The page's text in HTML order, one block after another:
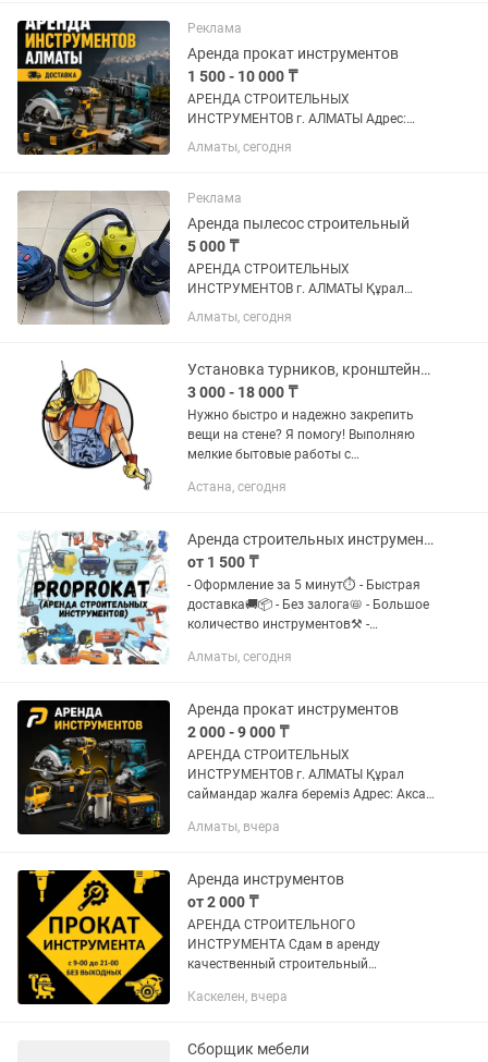
Реклама
Аренда прокат инструментов
1 500 - 10 000 ₸
АРЕНДА СТРОИТЕЛЬНЫХ
ИНСТРУМЕНТОВ г. АЛМАТЫ Адрес:
Аксай 1а 27 Б/1 ( рядом кар сити)
Быстро, удобно, недорого! В чистом и
инструмент для вашего ремонта!
Доставка по городу...
Алматы, сегодня
Реклама
Аренда пылесос строительный
5 000 ₸
АРЕНДА СТРОИТЕЛЬНЫХ
ИНСТРУМЕНТОВ г. АЛМАТЫ Құрал
саймандар жалға береміз Адрес: Аксай
1а 27 Б/1 ( напротив кар сити) Быстро,
состоянии Надёжный инструмент для...
Алматы, сегодня
Установка турников, кронштейнов ТВ, гардин. Мастер с перфоратором
3 000 - 18 000 ₸
Нужно быстро и надежно закрепить
вещи на стене? Я помогу! Выполняю
мелкие бытовые работы с
инструмента (перфоратор,
ровно и по...
Астана, сегодня
Аренда строительных инструментов. Прокат строительного оборудования
от 1 500 ₸
- Оформление за 5 минут⏱️ - Быстрая
доставка🚚📦 - Без залога📛 - Большое
количество инструментов⚒️ -
Система скидок 🏷️ График работы 9:00-
Алматы, сегодня
Аренда прокат инструментов
2 000 - 9 000 ₸
АРЕНДА СТРОИТЕЛЬНЫХ
ИНСТРУМЕНТОВ г. АЛМАТЫ Құрал
саймандар жалға береміз Адрес: Аксай
удобно, недорого! В чистом и рабочем
Алматы, вчера
Аренда инструментов
от 2 000 ₸
АРЕНДА СТРОИТЕЛЬНОГО
ИНСТРУМЕНТА Сдам в аренду
качественный строительный
исправное, готово к работе. В наличии:
(УШМ) -...
Каскелен, вчера
Сборщик мебели